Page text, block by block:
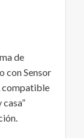
de
con Sensor
compatible